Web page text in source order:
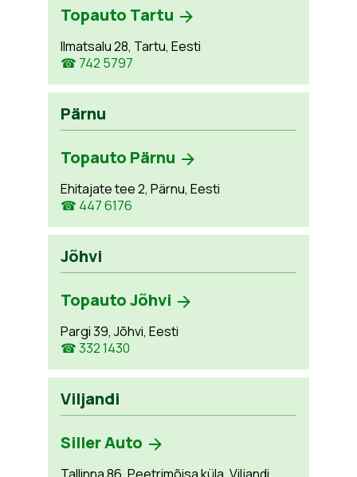
Topauto Tartu
Ilmatsalu 28, Tartu, Eesti
☎ 742 5797
Pärnu
Topauto Pärnu
Ehitajate tee 2, Pärnu, Eesti
☎ 447 6176
Jõhvi
Topauto Jõhvi
Pargi 39, Jõhvi, Eesti
☎ 332 1430
Viljandi
Siller Auto